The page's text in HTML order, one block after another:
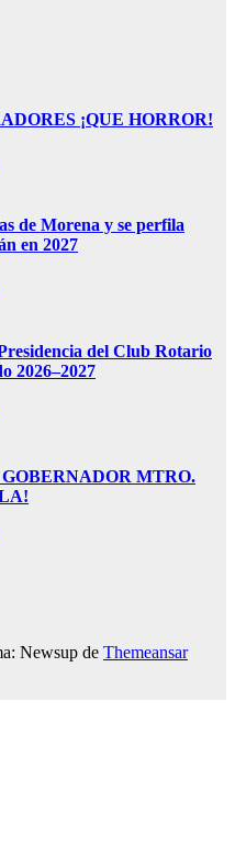
¡QUE HORROR!
de Morena y se perfila
en 2027
del Club Rotario
2026–2027
MTRO.
Newsup de Themeansar